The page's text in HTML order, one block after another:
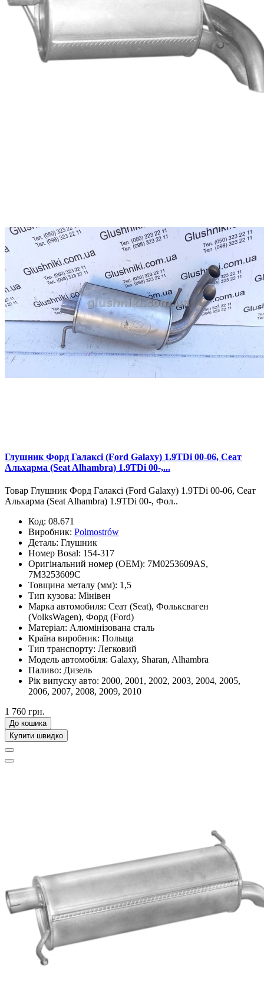
Глушник Форд Галаксі (Ford Galaxy) 1.9TDi 00-06, Сеат
Альхарма (Seat Alhambra) 1.9TDi 00-,...
Товар Глушник Форд Галаксі (Ford Galaxy) 1.9TDi 00-06, Сеат
Альхарма (Seat Alhambra) 1.9TDi 00-, Фол..
Код: 08.671
Виробник: Polmostrów
Деталь: Глушник
Номер Bosal: 154-317
Оригінальний номер (OEM): 7M0253609AS,
7M3253609C
Товщина металу (мм): 1,5
Тип кузова: Мінівен
Марка автомобиля: Сеат (Seat), Фольксваген
(VolksWagen), Форд (Ford)
Матеріал: Алюмінізована сталь
Країна виробник: Польща
Тип транспорту: Легковий
Модель автомобіля: Galaxy, Sharan, Alhambra
Паливо: Дизель
Рік випуску авто: 2000, 2001, 2002, 2003, 2004, 2005,
2006, 2007, 2008, 2009, 2010
1 760 грн.
До кошика
Купити швидко